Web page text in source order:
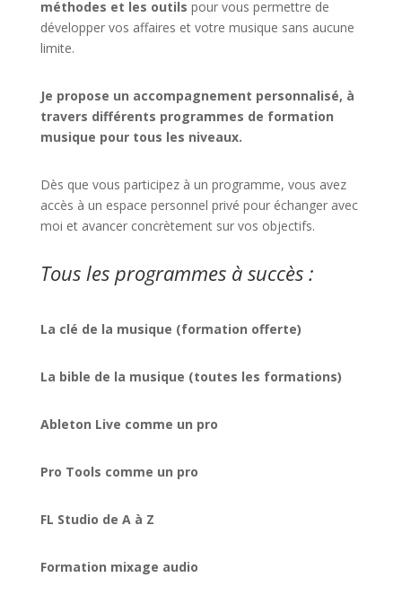
méthodes et les outils pour vous permettre de
développer vos affaires et votre musique sans aucune
limite.
Je propose un accompagnement personnalisé, à
travers différents programmes de formation
musique pour tous les niveaux.
Dès que vous participez à un programme, vous avez
accès à un espace personnel privé pour échanger avec
moi et avancer concrètement sur vos objectifs.
Tous les programmes à succès :
La clé de la musique (formation offerte)
La bible de la musique (toutes les formations)
Ableton Live comme un pro
Pro Tools comme un pro
FL Studio de A à Z
Formation mixage audio